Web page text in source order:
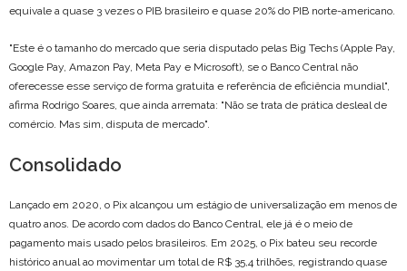
equivale a quase 3 vezes o PIB brasileiro e quase 20% do PIB norte-americano.
"Este é o tamanho do mercado que seria disputado pelas Big Techs (Apple Pay,
Google Pay, Amazon Pay, Meta Pay e Microsoft), se o Banco Central não
oferecesse esse serviço de forma gratuita e referência de eficiência mundial",
afirma Rodrigo Soares, que ainda arremata: "Não se trata de prática desleal de
comércio. Mas sim, disputa de mercado".
Consolidado
Lançado em 2020, o Pix alcançou um estágio de universalização em menos de
quatro anos. De acordo com dados do Banco Central, ele já é o meio de
pagamento mais usado pelos brasileiros. Em 2025, o Pix bateu seu recorde
histórico anual ao movimentar um total de R$ 35,4 trilhões, registrando quase